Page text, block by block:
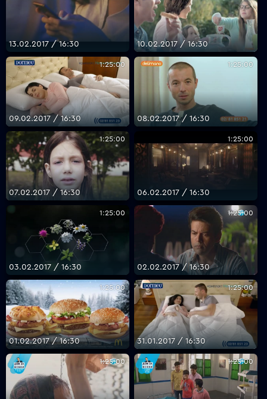
13.02.2017 / 16:30 10.02.2017 / 16:30
1:25:00
09.02.2017 / 16:30
1:25:00
08.02.2017 / 16:30
1:25:00
07.02.2017 / 16:30
1:25:00
06.02.2017 / 16:30
1:25:00
03.02.2017 / 16:30
1:25:00
02.02.2017 / 16:30
1:25:00
01.02.2017 / 16:30
1:25:00
31.01.2017 / 16:30
1:25:00 1:25:00